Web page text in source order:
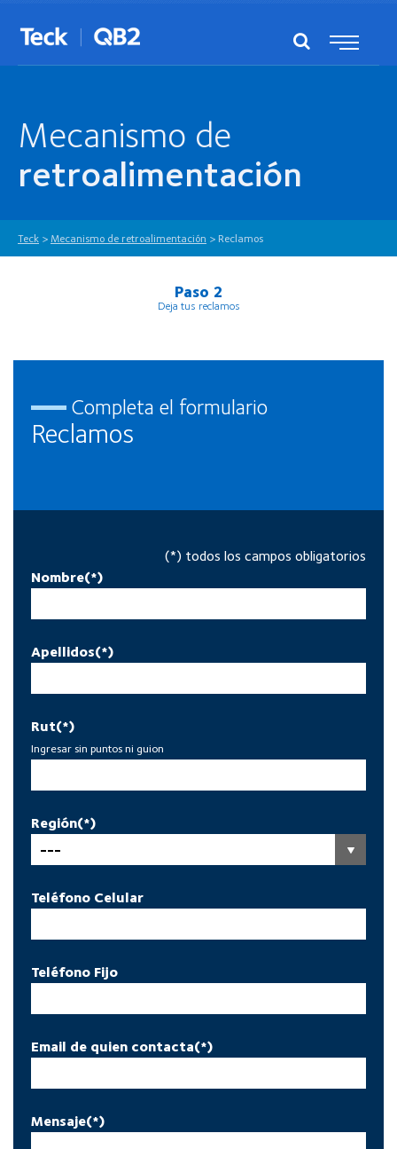
Mecanismo de
retroalimentación
Teck > Mecanismo de retroalimentación > Reclamos
Paso 2
Deja tus reclamos
Completa el formulario
Reclamos
(*) todos los campos obligatorios
Nombre(*)
Apellidos(*)
Rut(*)
Ingresar sin puntos ni guion
Región(*)
Teléfono Celular
Teléfono Fijo
Email de quien contacta(*)
Mensaje(*)